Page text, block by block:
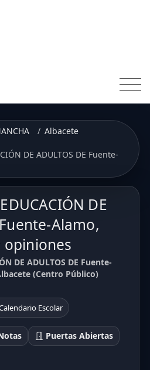
Albacete
DE ADULTOS DE Fuente-
DE
Alamo,
DE ADULTOS DE Fuente-
(Centro Público)
Escolar
Puertas Abiertas